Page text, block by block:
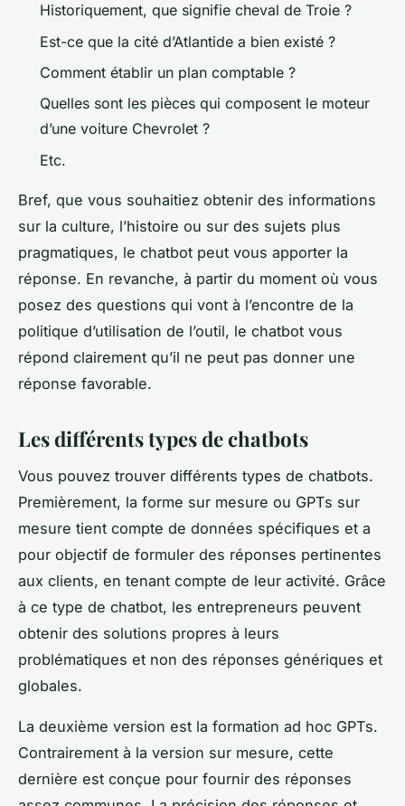
Historiquement, que signifie cheval de Troie ?
Est-ce que la cité d’Atlantide a bien existé ?
Comment établir un plan comptable ?
Quelles sont les pièces qui composent le moteur
d’une voiture Chevrolet ?
Etc.
Bref, que vous souhaitiez obtenir des informations
sur la culture, l’histoire ou sur des sujets plus
pragmatiques, le chatbot peut vous apporter la
réponse. En revanche, à partir du moment où vous
posez des questions qui vont à l’encontre de la
politique d’utilisation de l’outil, le chatbot vous
répond clairement qu’il ne peut pas donner une
réponse favorable.
Les différents types de chatbots
Vous pouvez trouver différents types de chatbots.
Premièrement, la forme sur mesure ou GPTs sur
mesure tient compte de données spécifiques et a
pour objectif de formuler des réponses pertinentes
aux clients, en tenant compte de leur activité. Grâce
à ce type de chatbot, les entrepreneurs peuvent
obtenir des solutions propres à leurs
problématiques et non des réponses génériques et
globales.
La deuxième version est la formation ad hoc GPTs.
Contrairement à la version sur mesure, cette
dernière est conçue pour fournir des réponses